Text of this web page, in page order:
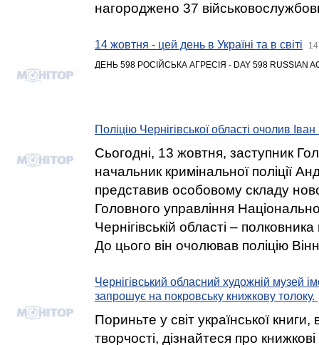
нагороджено 37
14 жовтня - цей день в Україні та в світі
ДЕНЬ 598 РОСІЙСЬКА АГРЕСІЯ - DAY 598 RUSSIAN
Поліцію Чернігівської області очолив
Сьогодні, 13 жовтня, заступник
начальник кримінальної поліції
представив особовому складу
Головного управління
Чернігівській області – полковника
До цього він очолював поліцію
Чернігівський обласний художній музей
запрошує на покровську книжкову толоку.
Пориньте у світ української
творчості, дізнайтеся про